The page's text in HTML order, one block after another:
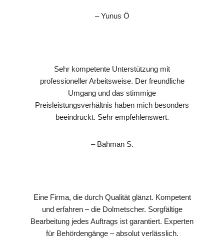
– Yunus Ö
Sehr kompetente Unterstützung mit
professioneller Arbeitsweise. Der freundliche
Umgang und das stimmige
Preisleistungsverhältnis haben mich besonders
beeindruckt. Sehr empfehlenswert.
– Bahman S.
Eine Firma, die durch Qualität glänzt. Kompetent
und erfahren – die Dolmetscher. Sorgfältige
Bearbeitung jedes Auftrags ist garantiert. Experten
für Behördengänge – absolut verlässlich.